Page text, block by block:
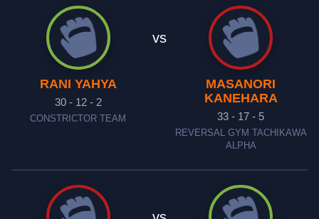
RANI YAHYA
30 - 12 - 2
CONSTRICTOR TEAM
vs
MASANORI
KANEHARA
33 - 17 - 5
REVERSAL GYM TACHIKAWA
ALPHA